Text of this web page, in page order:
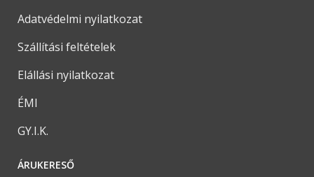
Adatvédelmi nyilatkozat
Szállítási feltételek
Elállási nyilatkozat
ÉMI
GY.I.K.
ÁRUKERESŐ